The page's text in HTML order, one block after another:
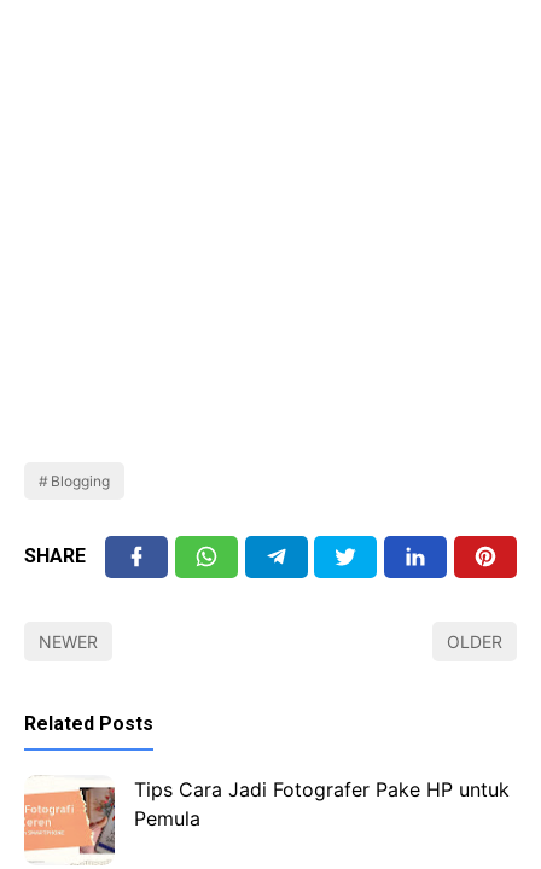
Blogging
SHARE
NEWER OLDER
Related Posts
Tips Cara Jadi Fotografer Pake HP untuk
Pemula